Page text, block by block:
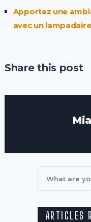
Apportez une
avec un
Share this post
ARTICLES